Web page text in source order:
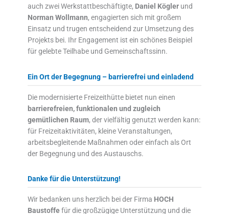
auch zwei Werkstattbeschäftigte, Daniel Köglerund
Norman Wollmann, engagierten sich mit großem
Einsatz und trugen entscheidend zur Umsetzung des
Projekts bei. Ihr Engagement ist ein schönes Beispiel
für gelebte Teilhabe und Gemeinschaftssinn.
Ein Ort der Begegnung – barrierefrei und einladend
Die modernisierte Freizeithütte bietet nun einen
barrierefreien, funktionalen und zugleich
gemütlichen Raum, der vielfältig genutzt werden kann:
für Freizeitaktivitäten, kleine Veranstaltungen,
arbeitsbegleitende Maßnahmen oder einfach als Ort
der Begegnung und des Austauschs.
Danke für die Unterstützung!
Wir bedanken uns herzlich bei der Firma HOCH
Baustoffefür die großzügige Unterstützung und die